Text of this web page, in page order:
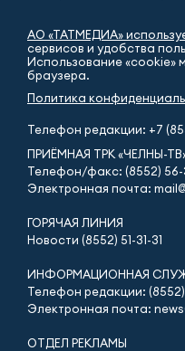
АО «ТАТМЕДИА»
сервисов и удобства
Использование «cookie»
браузера.
Политика
Телефон редакции: +7
ПРИЁМНАЯ ТРК «ЧЕЛНЫ-
Телефон/факс: (8552)
Электронная почта:
ГОРЯЧАЯ ЛИНИЯ
Новости (8552) 51-31-31
ИНФОРМАЦИОННАЯ
Телефон редакции:
Электронная почта:
ОТДЕЛ РЕКЛАМЫ